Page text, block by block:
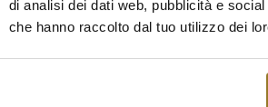
di analisi dei dati web, pubblicità e
che hanno raccolto dal tuo utilizzo dei